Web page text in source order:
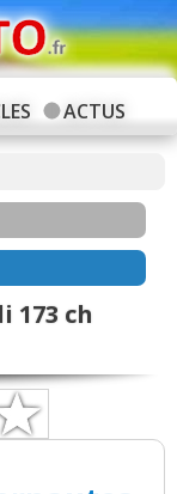
ACTUS
173 ch